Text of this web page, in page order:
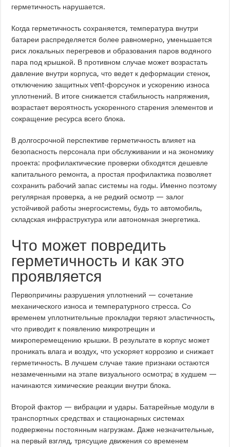
герметичность нарушается.
Когда герметичность сохраняется, температура внутри
батареи распределяется более равномерно, уменьшается
риск локальных перегревов и образования паров водяного
пара под крышкой. В противном случае может возрастать
давление внутри корпуса, что ведет к деформации стенок,
отключению защитных vent-форсунок и ускорению износа
уплотнений. В итоге снижается стабильность напряжения,
возрастает вероятность ускоренного старения элементов и
сокращение ресурса всего блока.
В долгосрочной перспективе герметичность влияет на
безопасность персонала при обслуживании и на экономику
проекта: профилактические проверки обходятся дешевле
капитального ремонта, а простая профилактика позволяет
сохранить рабочий запас системы на годы. Именно поэтому
регулярная проверка, а не редкий осмотр — залог
устойчивой работы энергосистемы, будь то автомобиль,
складская инфраструктура или автономная энергетика.
Что может повредить
герметичность и как это
проявляется
Первопричины разрушения уплотнений — сочетание
механического износа и температурного стресса. Со
временем уплотнительные прокладки теряют эластичность,
что приводит к появлению микротрещин и
микроперемещению крышки. В результате в корпус может
проникать влага и воздух, что ускоряет коррозию и снижает
герметичность. В лучшем случае такие признаки остаются
незамеченными на этапе визуального осмотра; в худшем —
начинаются химические реакции внутри блока.
Второй фактор — вибрации и удары. Батарейные модули в
транспортных средствах и стационарных системах
подвержены постоянным нагрузкам. Даже незначительные,
на первый взгляд, трясущие движения со временем